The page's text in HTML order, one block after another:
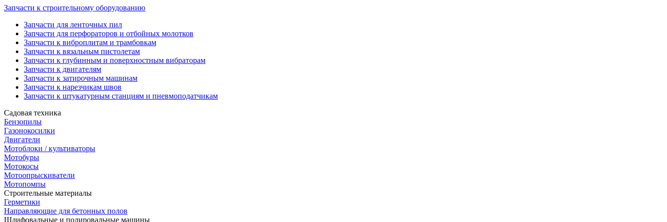
Запчасти к строительному оборудованию
Запчасти для ленточных пил
Запчасти для перфораторов и отбойных молотков
Запчасти к виброплитам и трамбовкам
Запчасти к вязальным пистолетам
Запчасти к глубинным и поверхностным вибраторам
Запчасти к двигателям
Запчасти к затирочным машинам
Запчасти к нарезчикам швов
Запчасти к штукатурным станциям и пневмоподатчикам
Садовая техника
Бензопилы
Газонокосилки
Двигатели
Мотоблоки / культиваторы
Мотобуры
Мотокосы
Мотоопрыскиватели
Мотопомпы
Строительные материалы
Герметики
Направляющие для бетонных полов
Шлифовальные и полировальные машины